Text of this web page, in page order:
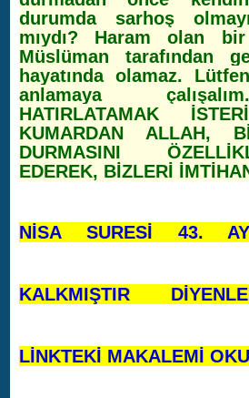
durumda sarhoş
mıydı? Haram olan
Müslüman tarafından
hayatında olamaz.
anlamaya
HATIRLATAMAK
KUMARDAN ALLAH,
DURMASINI
EDEREK, BİZLERİ
NİSA SURESİ 43.
KALKMIŞTIR
LİNKTEKİ MAKALEMİ